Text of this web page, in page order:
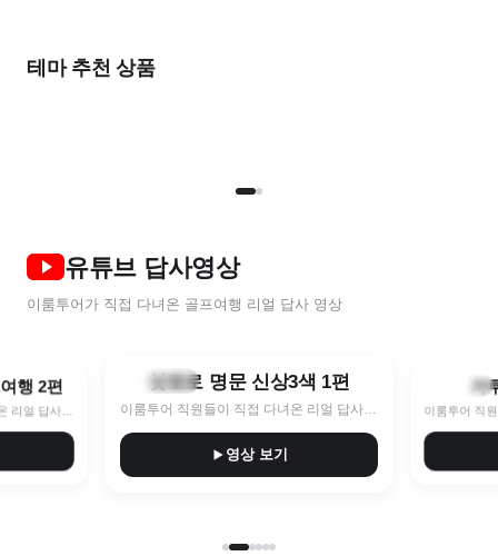
여름 초특가
테마 추천 상품
골프 컬렉션
완벽한
STAY & PLAY
비즈니스를 위한
유튜브 답사영상
이룸투어가 직접 다녀온 골프여행 리얼 답사 영상
행 2편
이룸투어 직원들이 직접 다녀온 리얼 답사 영상
훗카이도
삿포로 명문 신상3색 1편
영상 보기
가